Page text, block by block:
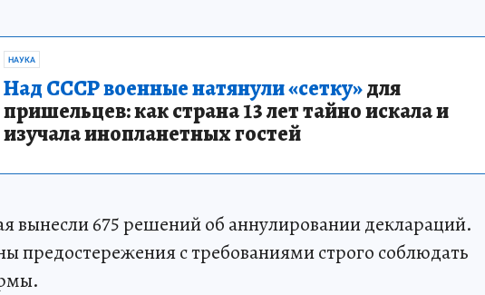
НАУКА
Над СССР военные натянули «сетку»для
пришельцев: как страна 13 лет тайно искала и
изучала инопланетных гостей
вынесли 675 решений об аннулировании деклараций.
предостережения с требованиями строго соблюдать